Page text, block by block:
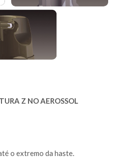
Z NO AEROSSOL
o extremo da haste.